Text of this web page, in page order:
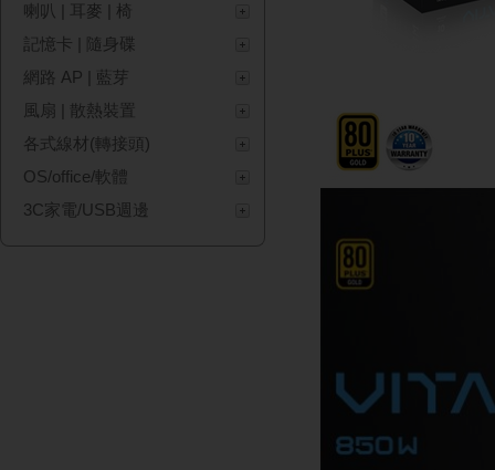
喇叭 | 耳麥 | 椅
記憶卡 | 隨身碟
網路 AP | 藍芽
風扇 | 散熱裝置
各式線材(轉接頭)
OS/office/軟體
3C家電/USB週邊